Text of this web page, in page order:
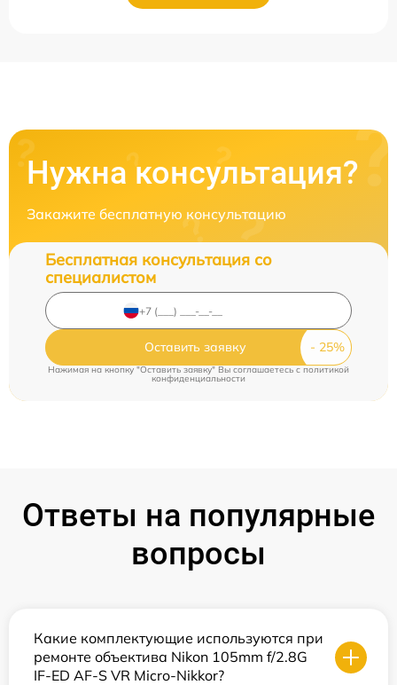
Нужна консультация?
Закажите бесплатную консультацию
Бесплатная консультация со
специалистом
Оставить заявку
Нажимая на кнопку "Оставить заявку" Вы соглашаетесь cполитикой
конфиденциальности
Ответы на популярные
вопросы
Какие комплектующие используются при
ремонте объектива Nikon 105mm f/2.8G
IF-ED AF-S VR Micro-Nikkor?